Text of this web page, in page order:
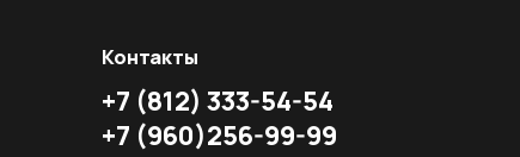
Контакты
+7 (812) 333-54-54
+7 (960)256-99-99